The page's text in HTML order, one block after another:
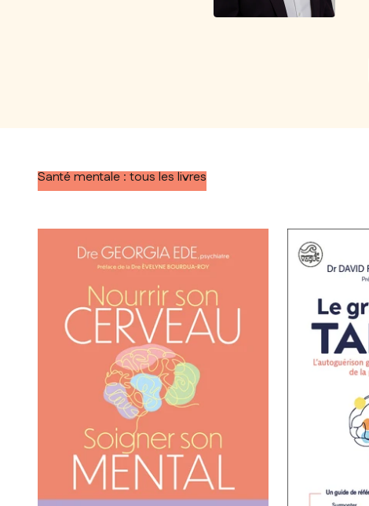
Santé mentale : tous les livres